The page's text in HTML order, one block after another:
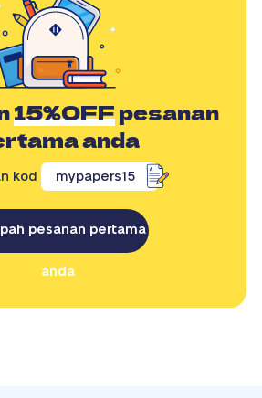
15%OFFpesanan
anda
kod mypapers15
pesanan pertama
anda